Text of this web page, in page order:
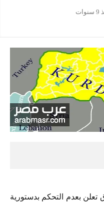
تعلن بعدم التحكم بدستورية